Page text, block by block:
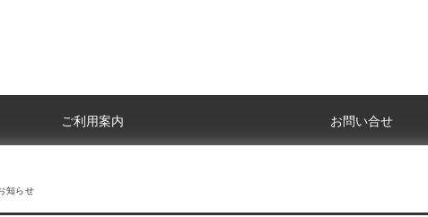
ご利用案内 お問い合せ
知らせ